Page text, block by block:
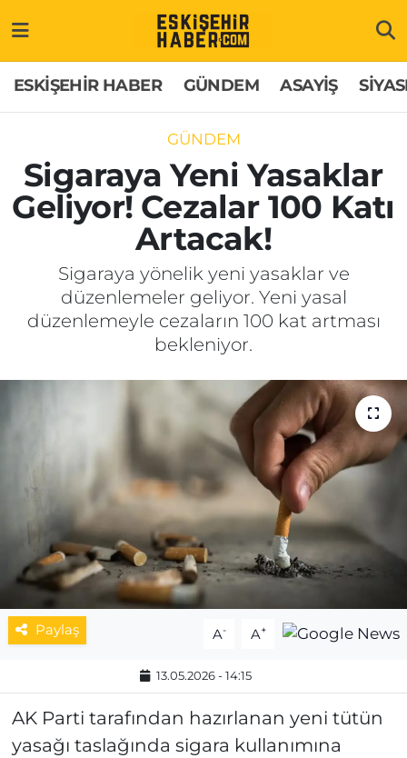
ESKİŞEHİR HABER GÜNDEM ASAYİŞ
GÜNDEM
Sigaraya Yeni Yasaklar
Geliyor! Cezalar 100 Katı
Artacak!
Sigaraya yönelik yeni yasaklar ve
düzenlemeler geliyor. Yeni yasal
düzenlemeyle cezaların 100 kat artması
bekleniyor.
Paylaş A- A+
13.05.2026 - 14:15
AK Parti tarafından hazırlanan yeni tütün
yasağı taslağında sigara kullanımına
GÜNDEM
ASAYİŞ
SİYASET
SAĞLIK
ESKİŞEHİRSPOR
Hakkımızda
İletişim
Künye
Odunpazarı Trafik Yoğunluk Haritası
Süper Lig Puan Durumu ve Fikstür
Tüm Manşetler
Son Dakika Haberleri
Haber Arşivi